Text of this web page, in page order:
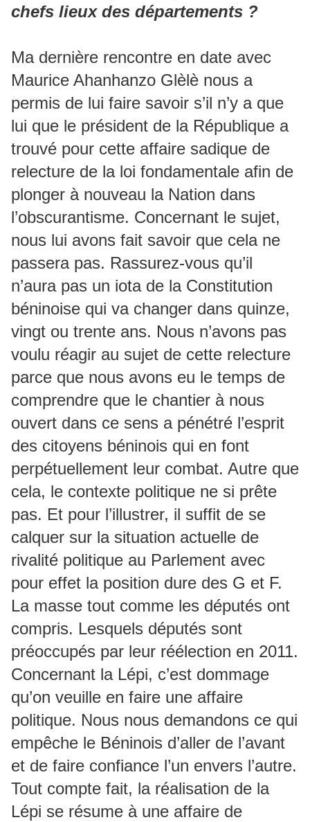
chefs lieux des départements ?
Ma dernière rencontre en date avec
Maurice Ahanhanzo Glèlè nous a
permis de lui faire savoir s’il n’y a que
lui que le président de la République a
trouvé pour cette affaire sadique de
relecture de la loi fondamentale afin de
plonger à nouveau la Nation dans
l’obscurantisme. Concernant le sujet,
nous lui avons fait savoir que cela ne
passera pas. Rassurez-vous qu’il
n’aura pas un iota de la Constitution
béninoise qui va changer dans quinze,
vingt ou trente ans. Nous n’avons pas
voulu réagir au sujet de cette relecture
parce que nous avons eu le temps de
comprendre que le chantier à nous
ouvert dans ce sens a pénétré l’esprit
des citoyens béninois qui en font
perpétuellement leur combat. Autre que
cela, le contexte politique ne si prête
pas. Et pour l’illustrer, il suffit de se
calquer sur la situation actuelle de
rivalité politique au Parlement avec
pour effet la position dure des G et F.
La masse tout comme les députés ont
compris. Lesquels députés sont
préoccupés par leur réélection en 2011.
Concernant la Lépi, c’est dommage
qu’on veuille en faire une affaire
politique. Nous nous demandons ce qui
empêche le Béninois d’aller de l’avant
et de faire confiance l’un envers l’autre.
Tout compte fait, la réalisation de la
Lépi se résume à une affaire de